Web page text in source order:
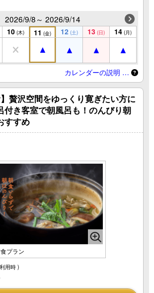
2026/9/8～ 2026/9/14
10 (木) 11 (金) 12 (土) 13 (日) 14 (月)
カレンダーの説明 …
】贅沢空間をゆっくり寛ぎたい方に
き客室で朝風呂も！のんびり朝
すすめ
プラン
用時 )